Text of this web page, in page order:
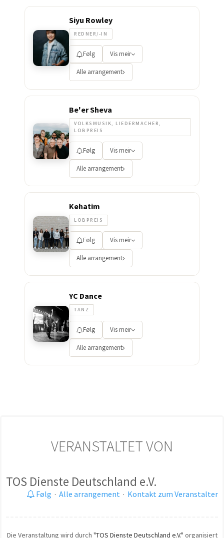
Siyu Rowley
REDNER/-IN
Følg Vis meir
Alle arrangement
Be'er Sheva
VOLKSMUSIK, LIEDERMACHER,
LOBPREIS
Følg Vis meir
Alle arrangement
Kehatim
LOBPREIS
Følg Vis meir
Alle arrangement
YC Dance
TANZ
Følg Vis meir
Alle arrangement
VERANSTALTET VON
TOS Dienste Deutschland e.V.
Følg · Alle arrangement · Kontakt zum Veranstalter
Die Veranstaltung wird durch "TOS Dienste Deutschland e.V." organisiert